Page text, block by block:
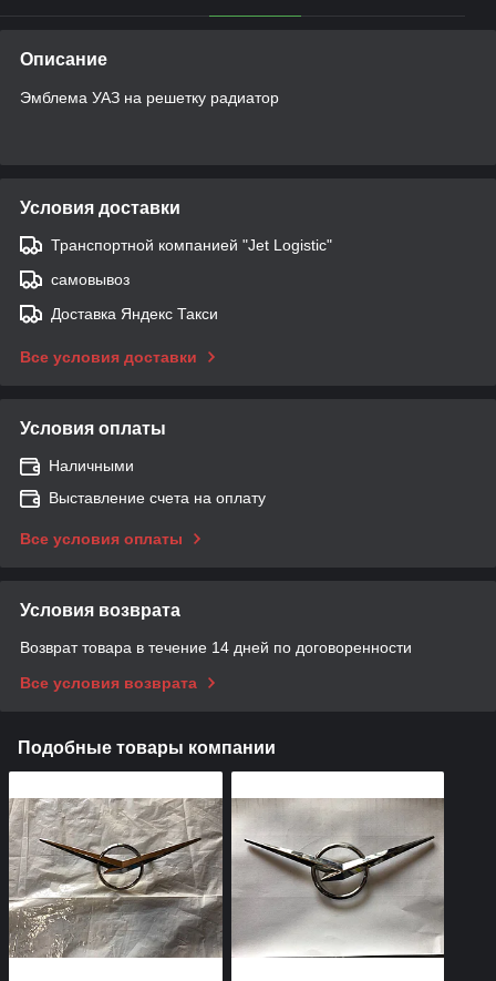
Описание
Эмблема УАЗ на решетку радиатор
Условия доставки
Транспортной компанией "Jet Logistic"
самовывоз
Доставка Яндекс Такси
Все условия доставки
Условия оплаты
Наличными
Выставление счета на оплату
Все условия оплаты
Условия возврата
Возврат товара в течение 14 дней по договоренности
Все условия возврата
Подобные товары компании